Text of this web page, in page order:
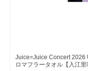
Juice=Juice Concert 2026
ロマフラータオル【入江里